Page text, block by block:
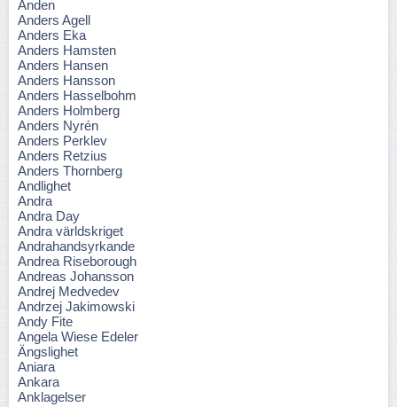
Anden
Anders Agell
Anders Eka
Anders Hamsten
Anders Hansen
Anders Hansson
Anders Hasselbohm
Anders Holmberg
Anders Nyrén
Anders Perklev
Anders Retzius
Anders Thornberg
Andlighet
Andra
Andra Day
Andra världskriget
Andrahandsyrkande
Andrea Riseborough
Andreas Johansson
Andrej Medvedev
Andrzej Jakimowski
Andy Fite
Angela Wiese Edeler
Ängslighet
Aniara
Ankara
Anklagelser